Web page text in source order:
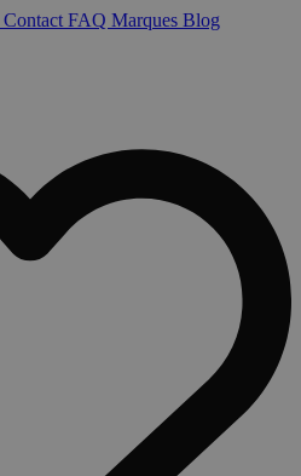
Contact FAQ Marques Blog